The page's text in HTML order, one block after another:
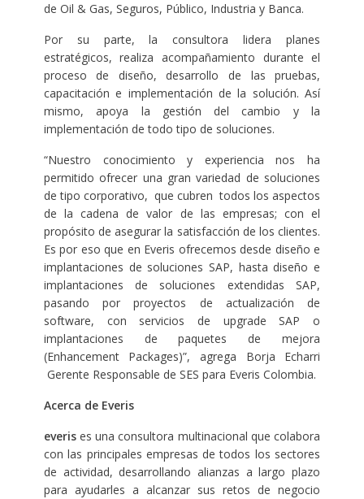
de Oil & Gas, Seguros, Público, Industria y Banca.
Por su parte, la consultora lidera planes
estratégicos, realiza acompañamiento durante el
proceso de diseño, desarrollo de las pruebas,
capacitación e implementación de la solución. Así
mismo, apoya la gestión del cambio y la
implementación de todo tipo de soluciones.
“Nuestro conocimiento y experiencia nos ha
permitido ofrecer una gran variedad de soluciones
de tipo corporativo, que cubren todos los aspectos
de la cadena de valor de las empresas; con el
propósito de asegurar la satisfacción de los clientes.
Es por eso que en Everis ofrecemos desde diseño e
implantaciones de soluciones SAP, hasta diseño e
implantaciones de soluciones extendidas SAP,
pasando por proyectos de actualización de
software, con servicios de upgrade SAP o
implantaciones de paquetes de mejora
(Enhancement Packages)”, agrega Borja Echarri
Gerente Responsable de SES para Everis Colombia.
Acerca de Everis
everises una consultora multinacional que colabora
con las principales empresas de todos los sectores
de actividad, desarrollando alianzas a largo plazo
para ayudarles a alcanzar sus retos de negocio